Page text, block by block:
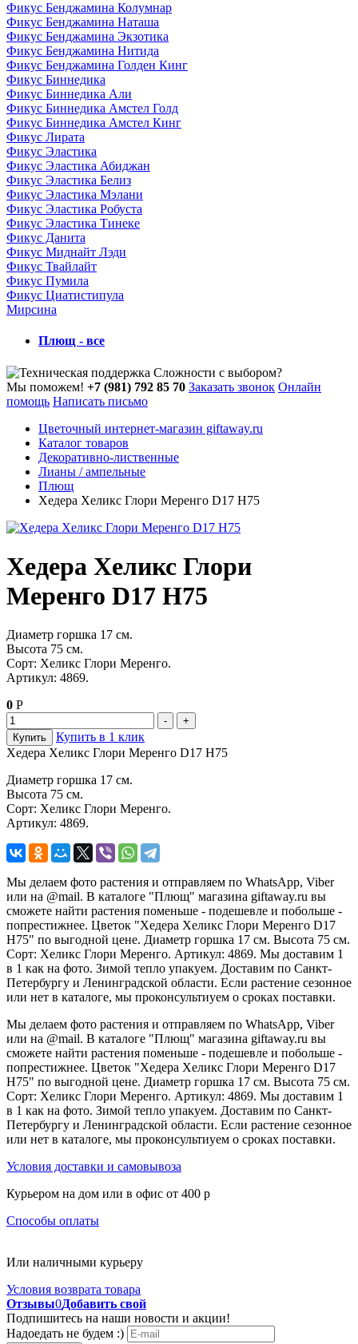
Фикус Бенджамина Колумнар
Фикус Бенджамина Наташа
Фикус Бенджамина Экзотика
Фикус Бенджамина Нитида
Фикус Бенджамина Голден Кинг
Фикус Биннедика
Фикус Биннедика Али
Фикус Биннедика Амстел Голд
Фикус Биннедика Амстел Кинг
Фикус Лирата
Фикус Эластика
Фикус Эластика Абиджан
Фикус Эластика Белиз
Фикус Эластика Мэлани
Фикус Эластика Робуста
Фикус Эластика Тинеке
Фикус Данита
Фикус Миднайт Лэди
Фикус Твайлайт
Фикус Пумила
Фикус Циатистипула
Мирсина
Плющ - все
Сложности с выбором?
Мы поможем! +7 (981) 792 85 70 Заказать звонок Онлайн
помощь Написать письмо
Цветочный интернет-магазин giftaway.ru
Каталог товаров
Декоративно-лиственные
Лианы / ампельные
Плющ
Хедера Хеликс Глори Меренго D17 H75
Хедера Хеликс Глори
Меренго D17 H75
Диаметр горшка 17 см.
Высота 75 см.
Сорт: Хеликс Глори Меренго.
Артикул: 4869.
0 Р
Купить
Купить в 1 клик
Хедера Хеликс Глори Меренго D17 H75
Диаметр горшка 17 см.
Высота 75 см.
Сорт: Хеликс Глори Меренго.
Артикул: 4869.
Мы делаем фото растения и отправляем по WhatsApp, Viber
или на @mail. В каталоге "Плющ" магазина giftaway.ru вы
сможете найти растения поменьше - подешевле и побольше -
попрестижнее. Цветок "Хедера Хеликс Глори Меренго D17
H75" по выгодной цене. Диаметр горшка 17 см. Высота 75 см.
Сорт: Хеликс Глори Меренго. Артикул: 4869. Мы доставим 1
в 1 как на фото. Зимой тепло упакуем. Доставим по Санкт-
Петербургу и Ленинградской области. Если растение сезонное
или нет в каталоге, мы проконсультиуем о сроках поставки.
Мы делаем фото растения и отправляем по WhatsApp, Viber
или на @mail. В каталоге "Плющ" магазина giftaway.ru вы
сможете найти растения поменьше - подешевле и побольше -
попрестижнее. Цветок "Хедера Хеликс Глори Меренго D17
H75" по выгодной цене. Диаметр горшка 17 см. Высота 75 см.
Сорт: Хеликс Глори Меренго. Артикул: 4869. Мы доставим 1
в 1 как на фото. Зимой тепло упакуем. Доставим по Санкт-
Петербургу и Ленинградской области. Если растение сезонное
или нет в каталоге, мы проконсультиуем о сроках поставки.
Условия доставки и самовывоза
Курьером на дом или в офис от 400 p
Способы оплаты
Или наличными курьеру
Условия возврата товара
Отзывы0Добавить свой
Подпишитесь на наши новости и акции!
Надоедать не будем :)